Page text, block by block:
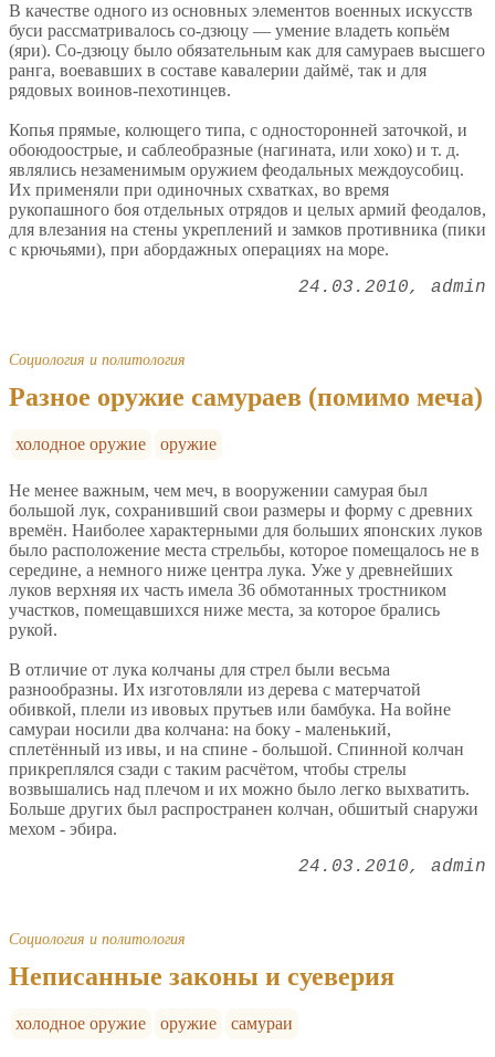
В качестве одного из основных элементов военных искусств
буси рассматривалось со-дзюцу — умение владеть копьём
(яри). Со-дзюцу было обязательным как для самураев высшего
ранга, воевавших в составе кавалерии даймё, так и для
рядовых воинов-пехотинцев.
Копья прямые, колющего типа, с односторонней заточкой, и
обоюдоострые, и саблеобразные (нагината, или хоко) и т. д.
являлись незаменимым оружием феодальных междоусобиц.
Их применяли при одиночных схватках, во время
рукопашного боя отдельных отрядов и целых армий феодалов,
для влезания на стены укреплений и замков противника (пики
с крючьями), при абордажных операциях на море.
24.03.2010 admin
Социология и политология
Разное оружие самураев (помимо меча)
холодное оружие оружие
Не менее важным, чем меч, в вооружении самурая был
большой лук, сохранивший свои размеры и форму с древних
времён. Наиболее характерными для больших японских луков
было расположение места стрельбы, которое помещалось не в
середине, а немного ниже центра лука. Уже у древнейших
луков верхняя их часть имела 36 обмотанных тростником
участков, помещавшихся ниже места, за которое брались
рукой.
В отличие от лука колчаны для стрел были весьма
разнообразны. Их изготовляли из дерева с матерчатой
обивкой, плели из ивовых прутьев или бамбука. На войне
самураи носили два колчана: на боку - маленький,
сплетённый из ивы, и на спине - большой. Спинной колчан
прикреплялся сзади с таким расчётом, чтобы стрелы
возвышались над плечом и их можно было легко выхватить.
Больше других был распространен колчан, обшитый снаружи
мехом - эбира.
24.03.2010 admin
Социология и политология
Неписанные законы и суеверия
холодное оружие оружие самураи